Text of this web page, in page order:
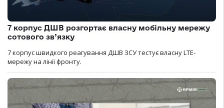
7 корпус ДШВ розгортає власну мобільну мережу
сотового зв’язку
7 корпус швидкого реагування ДШВ ЗСУ тестує власну LTE-
мережу на лінії фронту.